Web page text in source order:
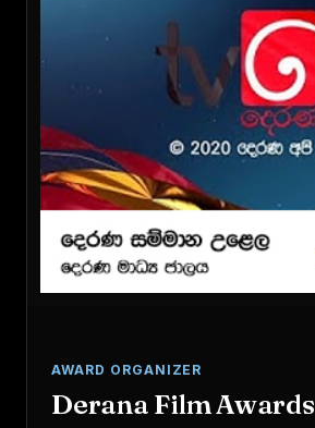
AWARD ORGANIZER
Derana Film Awards